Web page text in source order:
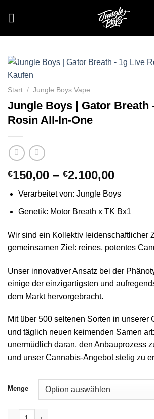
Start / Jungle Boys Vape
Jungle Boys | Gator Breath
Rosin All-In-One
€150,00 – €2.100,00
bis
Verarbeitet von: Jungle Boys
Genetik: Motor Breath x TK Bx1
Wir sind ein Kollektiv leidenschaftlicher
gemeinsamen Ziel: reines, potentes
Unser innovativer Ansatz bei der
einige der einzigartigsten und
dem Markt hervorgebracht.
Mit über 500 seltenen Sorten in unserer
und täglich neuen keimenden Samen
unermüdlich daran, den Anbauprozess
und unser Cannabis-Angebot stetig zu
Menge
Jungle Boys | Gator Breath - 1g Live